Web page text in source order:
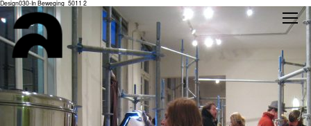
Design030-In Beweging_5011 2